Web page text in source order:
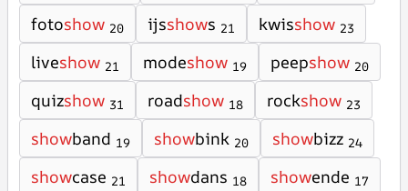
fotoshow 20 ijsshows 21 kwisshow 23
liveshow 21 modeshow 19 peepshow 20
quizshow 31 roadshow 18 rockshow 23
showband 19 showbink 20 showbizz 24
showcase 21 showdans 18 showende 17